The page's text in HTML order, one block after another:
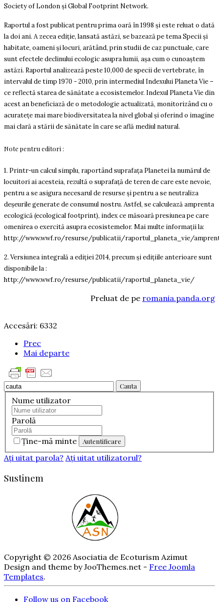
Society of London şi Global Footprint Network.
Raportul a fost publicat pentru prima oară în 1998 și este reluat o dată
la doi ani. A zecea ediție, lansată astăzi, se bazează pe tema Specii și
habitate, oameni și locuri, arătând, prin studii de caz punctuale, care
sunt efectele declinului ecologic asupra lumii, așa cum o cunoaștem
astăzi. Raportul analizează peste 10,000 de specii de vertebrate, în
intervalul de timp 1970 - 2010, prin intermediul Indexului Planeta Vie –
ce reflectă starea de sănătate a ecosistemelor. Indexul Planeta Vie din
acest an beneficiază de o metodologie actualizată, monitorizând cu o
acuratețe mai mare biodiversitatea la nivel global și oferind o imagine
mai clară a stării de sănătate în care se află mediul natural.
Note pentru editori :
1. Printr-un calcul simplu, raportând suprafața Planetei la numărul de
locuitori ai acesteia, rezultă o suprafață de teren de care este nevoie,
pentru a se asigura necesarul de resurse și pentru a se neutraliza
deșeurile generate de consumul nostru. Astfel, se calculează amprenta
ecologică (ecological footprint), index ce măsoară presiunea pe care
omenirea o exercită asupra ecosistemelor. Mai multe informații la:
http://www.wwf.ro/resurse/publicatii/raportul_planeta_vie/
2. Versiunea integrală a ediţiei 2014, precum și edițiile anterioare sunt
disponibile la :
http://www.wwf.ro/resurse/publicatii/raportul_planeta_vie/
Preluat de pe romania.panda.org
Accesări: 6332
Prec
Mai departe
Cauta
Nume utilizator
Parolă
Ţine-mă minte
Aţi uitat parola? Aţi uitat utilizatorul?
Sustinem
Copyright © 2026 Asociatia de Ecoturism Azimut
Design and theme by JooThemes.net - Free Joomla
Templates.
Follow us on Facebook